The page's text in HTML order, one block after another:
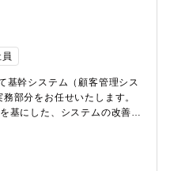
て柔軟に調整可能です。リ
ら、最適な環境で業務に取
実現できること】・サイバ
多角的なスキルを習得でき
を通じて、業界特有の高度
界最先端の知識と専門性を
こともあり、大きなステージ
きなステージで活躍でき
基幹システム（顧客管理シス
部分をお任せいたします。
基にした、システムの改善提